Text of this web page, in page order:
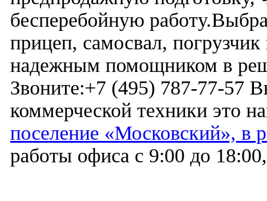
бесперебойную
прицеп, самосвал,
надежным помощником в
Звоните:+7 (495) 787-77-57
коммерческой техники это
поселение «Московский», в
работы офиса с 9:00 до